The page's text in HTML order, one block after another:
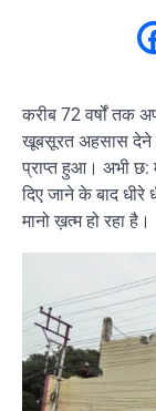
करीब 72 वर्षों तक
खूबसूरत अहसास देने
प्राप्त हुआ। अभी छ:
दिए जाने के बाद धीरे
मानो ख़त्म हो रहा है।